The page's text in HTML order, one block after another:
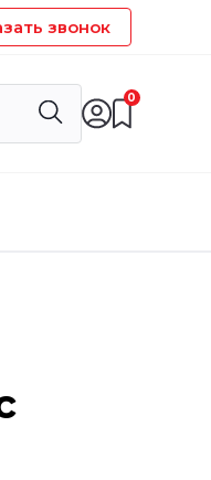
звонок
0